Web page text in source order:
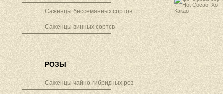
Саженцы бессемянных сортов
Саженцы винных сортов
РОЗЫ
Саженцы чайно-гибридных роз